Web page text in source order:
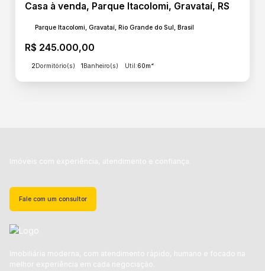
Casa à venda, Parque Itacolomi, Gravataí, RS
R$ 245.000,00
Parque Itacolomi, Gravataí, Rio Grande do Sul, Brasil
2Dormitório(s) 1Banheiro(s) Útil:60m²
Imóveis com experiência, atendimento e confiança.
Fale com um consultor
Imobiliária moderna, com atendimento rápido, humano e focado na
melhor experiência em cada negociação.